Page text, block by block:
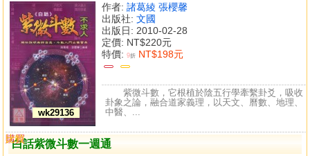
wk29136
作者: 諸葛綾 張櫻馨
出版社: 文國
出版日: 2010-02-28
定價: NT$220元
特價: 9折 NT$198元
紫微斗數，它根植於陰五行學牽繫卦爻，吸收
卦象之論，融合道家義理，以天文、曆數、地理、
中醫、...
白話紫微斗數一週通
購買
比較